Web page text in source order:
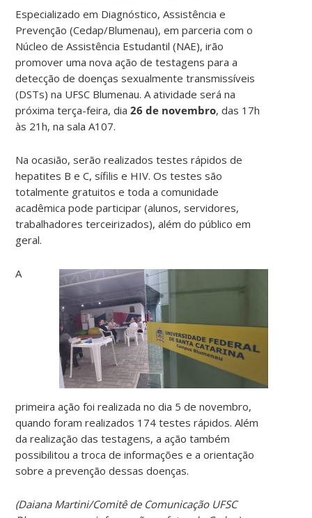
Especializado em Diagnóstico, Assistência e
Prevenção (Cedap/Blumenau), em parceria com o
Núcleo de Assistência Estudantil (NAE), irão
promover uma nova ação de testagens para a
detecção de doenças sexualmente transmissíveis
(DSTs) na UFSC Blumenau. A atividade será na
próxima terça-feira, dia26 de novembro, das 17h
às 21h, na sala A107.
Na ocasião, serão realizados testes rápidos de
hepatites B e C, sífilis e HIV. Os testes são
totalmente gratuitos e toda a comunidade
acadêmica pode participar (alunos, servidores,
trabalhadores terceirizados), além do público em
geral.
A
primeira ação foi realizada no dia 5 de novembro,
quando foram realizados 174 testes rápidos. Além
da realização das testagens, a ação também
possibilitou a troca de informações e a orientação
sobre a prevenção dessas doenças.
(Daiana Martini/Comitê de Comunicação UFSC